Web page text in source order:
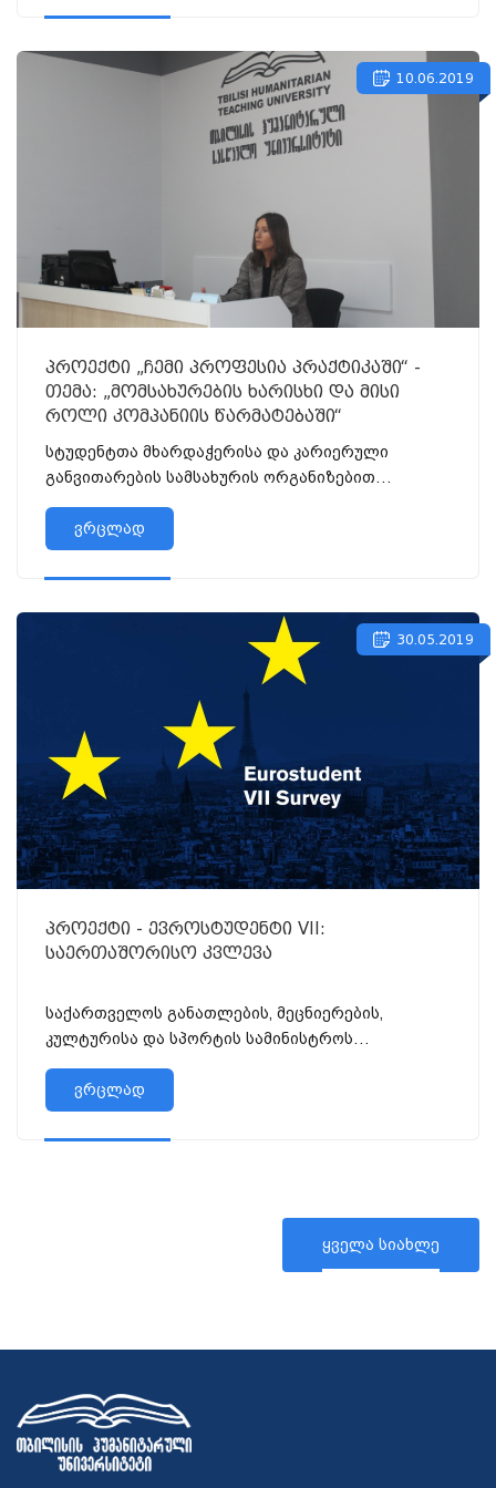
10.06.2019
პროექტი „ჩემი პროფესია პრაქტიკაში“ -
თემა: „მომსახურების ხარისხი და მისი
როლი კომპანიის წარმატებაში“
სტუდენტთა მხარდაჭერისა და კარიერული
განვითარების სამსახურის ორგანიზებით
ჩატარდა სტუდენტებთან შეხვედრა სახე...
ვრცლად
30.05.2019
პროექტი - ევროსტუდენტი VII:
საერთაშორისო კვლევა
საქართველოს განათლების, მეცნიერების,
კულტურისა და სპორტის სამინისტროს
მხარდაჭერით, სოციალური კვლევისა და ა...
ვრცლად
ყველა სიახლე